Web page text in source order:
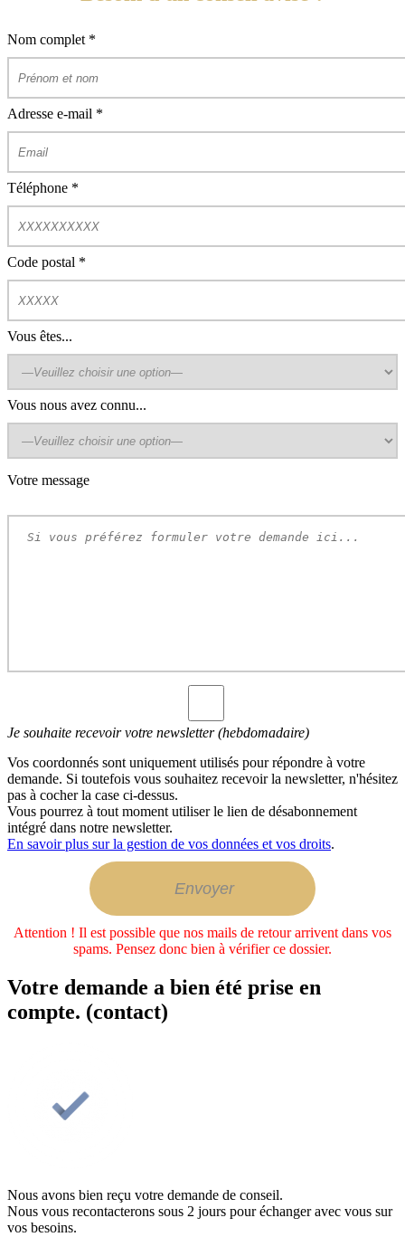
Nom complet *
Adresse e-mail *
Téléphone *
Code postal *
Vous êtes...
Vous nous avez connu...
Votre message
Je souhaite recevoir votre newsletter (hebdomadaire)
Vos coordonnés sont uniquement utilisés pour répondre à votre
demande. Si toutefois vous souhaitez recevoir la newsletter, n'hésitez
pas à cocher la case ci-dessus.
Vous pourrez à tout moment utiliser le lien de désabonnement
intégré dans notre newsletter.
En savoir plus sur la gestion de vos données et vos droits.
Attention ! Il est possible que nos mails de retour arrivent dans vos
spams. Pensez donc bien à vérifier ce dossier.
Votre demande a bien été prise en
compte. (contact)
Nous avons bien reçu votre demande de conseil.
Nous vous recontacterons sous 2 jours pour échanger avec vous sur
vos besoins.